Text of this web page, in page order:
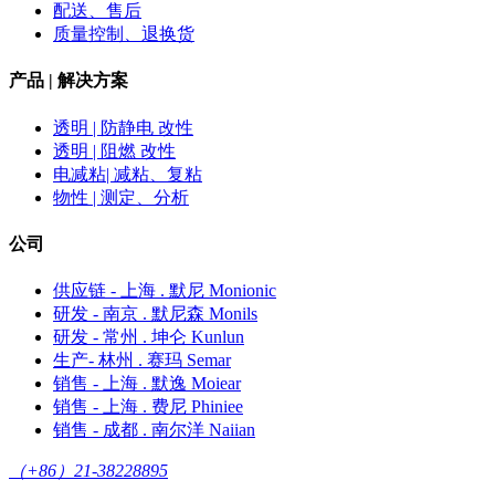
配送、售后
质量控制、退换货
产品 | 解决方案
透明 | 防静电 改性
透明 | 阻燃 改性
电减粘| 减粘、复粘
物性 | 测定、分析
公司
供应链 - 上海 . 默尼 Monionic
研发 - 南京 . 默尼森 Monils
研发 - 常州 . 坤仑 Kunlun
生产- 林州 . 赛玛 Semar
销售 - 上海 . 默逸 Moiear
销售 - 上海 . 费尼 Phiniee
销售 - 成都 . 南尔洋 Naiian
（+86）21-38228895